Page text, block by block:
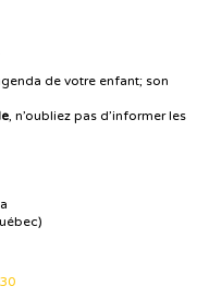
de votre enfant; son
, n’oubliez pas d’informer les